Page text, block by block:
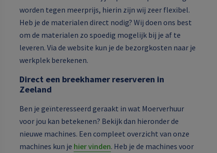
worden tegen meerprijs, hierin zijn wij zeer flexibel.
Heb je de materialen direct nodig? Wij doen ons best
om de materialen zo spoedig mogelijk bij je af te
leveren. Via de website kun je de bezorgkosten naar je
werkplek berekenen.
Direct een breekhamer reserveren in
Zeeland
Ben je geïnteresseerd geraakt in wat Moerverhuur
voor jou kan betekenen? Bekijk dan hieronder de
nieuwe machines. Een compleet overzicht van onze
machines kun je hier vinden. Heb je de machines voor